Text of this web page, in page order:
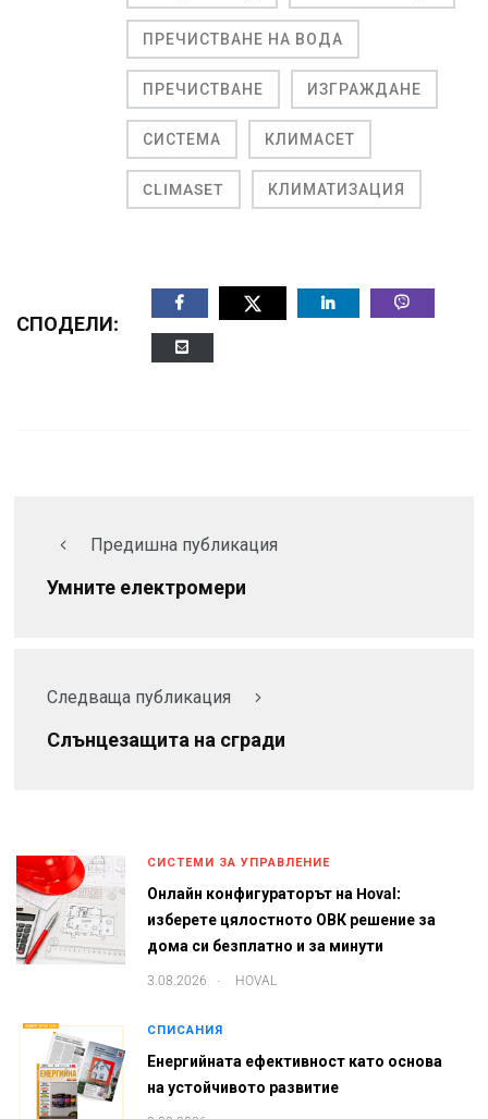
ПРЕЧИСТВАНЕ НА ВОДА
ПРЕЧИСТВАНЕ ИЗГРАЖДАНЕ
СИСТЕМА КЛИМАСЕТ
CLIMASET КЛИМАТИЗАЦИЯ
СПОДЕЛИ:
Предишна публикация
Умните електромери
Следваща публикация
Слънцезащита на сгради
СИСТЕМИ ЗА УПРАВЛЕНИЕ
Онлайн конфигураторът на Hoval:
изберете цялостното ОВК решение за
дома си безплатно и за минути
3.08.2026 HOVAL
СПИСАНИЯ
Енергийната ефективност като основа
на устойчивото развитие